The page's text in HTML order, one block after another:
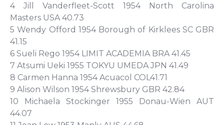
4 Jill Vanderfleet-Scott 1954 North Carolina
Masters USA 40.73
5 Wendy Offord 1954 Borough of Kirklees SC GBR
41.15
6 Sueli Rego 1954 LIMIT ACADEMIA BRA 41.45
7 Atsumi Ueki 1955 TOKYU UMEDA JPN 41.49
8 Carmen Hanna 1954 Acuacol COL41.71
9 Alison Wilson 1954 Shrewsbury GBR 42.84
10 Michaela Stockinger 1955 Donau-Wien AUT
44.07